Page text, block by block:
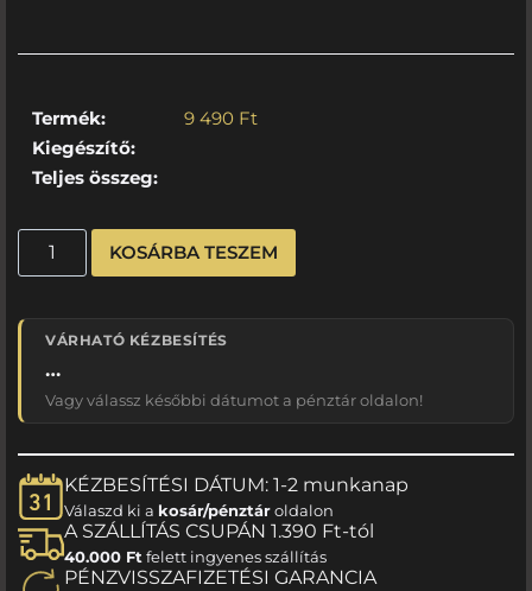
Termék: 9 490 Ft
Kiegészítő:
Teljes összeg:
KOSÁRBA TESZEM
VÁRHATÓ KÉZBESÍTÉS
…
Vagy válassz későbbi dátumot a pénztár oldalon!
KÉZBESÍTÉSI DÁTUM: 1-2 munkanap
Válaszd ki a kosár/pénztároldalon
A SZÁLLÍTÁS CSUPÁN 1.390 Ft-tól
40.000 Ftfelett ingyenes szállítás
PÉNZVISSZAFIZETÉSI GARANCIA